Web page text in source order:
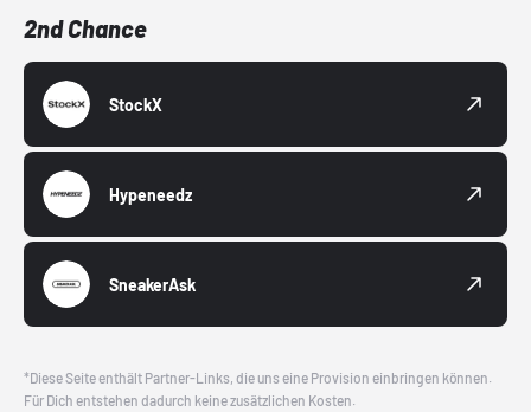
2nd Chance
StockX
Hypeneedz
SneakerAsk
*Diese Seite enthält Partner-Links, die uns eine Provision einbringen können.
Für Dich entstehen dadurch keine zusätzlichen Kosten.